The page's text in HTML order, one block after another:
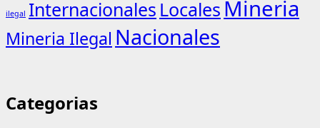
ilegal Internacionales Locales Mineria
Mineria Ilegal Nacionales
Categorias